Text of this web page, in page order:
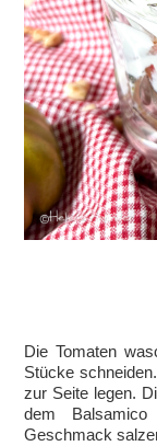
Die Tomaten
Stücke
zur Seite legen.
dem
Geschmack